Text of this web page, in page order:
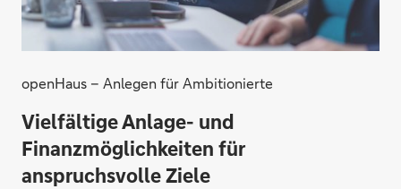
openHaus – Anlegen für Ambitionierte
Vielfältige Anlage- und
Finanzmöglichkeiten für
anspruchsvolle Ziele